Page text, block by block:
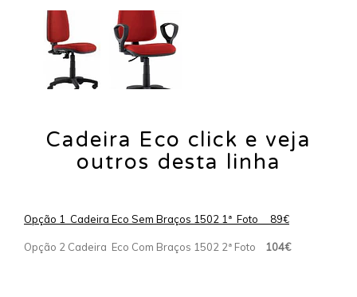
Cadeira Eco click e veja
outros desta linha
Opção 1 Cadeira Eco Sem Braços 1502 1ª Foto 89€
Opção 2 Cadeira Eco Com Braços 1502 2ª Foto 104€